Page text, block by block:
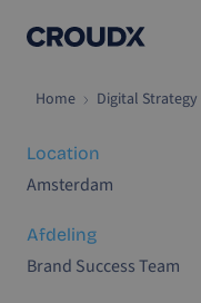
Home Digital
Location
Amsterdam
Afdeling
Brand Success Team